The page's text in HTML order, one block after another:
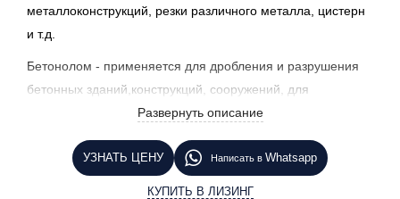
металлоконструкций, резки различного металла, цистерн
и т.д.
Бетонолом - применяется для дробления и разрушения
бетонных зданий,конструкций, сооружений, для
переработки строительных отходов.
Мультипроцессор - это универсальное демонтажное
оборудование, предназначенное как для дробления
бетона, бетона с арматурой, так и для резки металла.
Развернуть описание
УЗНАТЬ ЦЕНУ Написать в Whatsapp
КУПИТЬ В ЛИЗИНГ